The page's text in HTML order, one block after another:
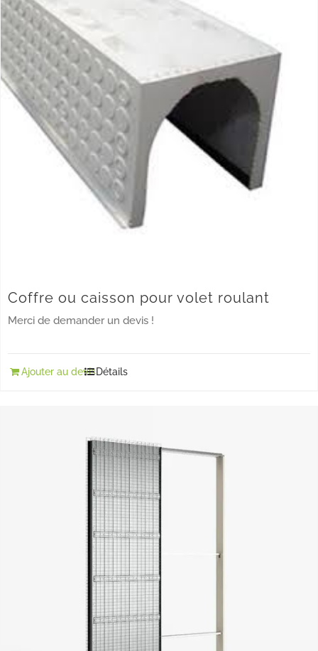
Coffre ou caisson pour volet roulant
Merci de demander un devis !
Ajouter au devisDétails